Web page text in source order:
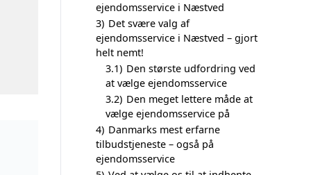
ejendomsservice i Næstved
3) Det svære valg af
ejendomsservice i Næstved – gjort
helt nemt!
3.1) Den største udfordring ved
at vælge ejendomsservice
3.2) Den meget lettere måde at
vælge ejendomsservice på
4) Danmarks mest erfarne
tilbudstjeneste – også på
ejendomsservice